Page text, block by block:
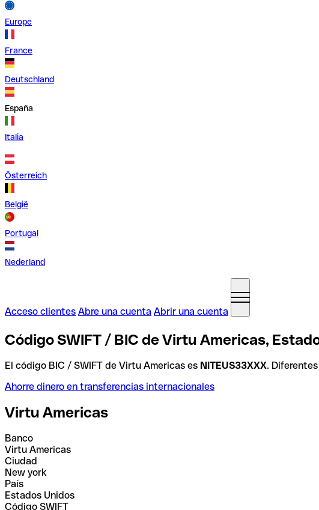
Europe
France
Deutschland
España
Italia
Österreich
België
Portugal
Nederland
Acceso clientes Abre una cuenta Abrir una cuenta
Código SWIFT / BIC de Virtu Americas,
El código BIC / SWIFT de Virtu Americas es NITEUS33XXX.
Ahorre dinero en transferencias internacionales
Virtu Americas
Banco
Virtu Americas
Ciudad
New york
País
Estados Unidos
Código SWIFT